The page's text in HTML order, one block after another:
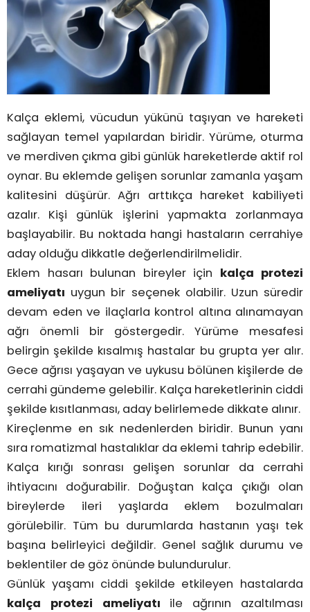
Kalça eklemi, vücudun yükünü taşıyan ve hareketi
sağlayan temel yapılardan biridir. Yürüme, oturma
ve merdiven çıkma gibi günlük hareketlerde aktif rol
oynar. Bu eklemde gelişen sorunlar zamanla yaşam
kalitesini düşürür. Ağrı arttıkça hareket kabiliyeti
azalır. Kişi günlük işlerini yapmakta zorlanmaya
başlayabilir. Bu noktada hangi hastaların cerrahiye
aday olduğu dikkatle değerlendirilmelidir.
Eklem hasarı bulunan bireyler için kalça protezi
ameliyatı uygun bir seçenek olabilir. Uzun süredir
devam eden ve ilaçlarla kontrol altına alınamayan
ağrı önemli bir göstergedir. Yürüme mesafesi
belirgin şekilde kısalmış hastalar bu grupta yer alır.
Gece ağrısı yaşayan ve uykusu bölünen kişilerde de
cerrahi gündeme gelebilir. Kalça hareketlerinin ciddi
şekilde kısıtlanması, aday belirlemede dikkate alınır.
Kireçlenme en sık nedenlerden biridir. Bunun yanı
sıra romatizmal hastalıklar da eklemi tahrip edebilir.
Kalça kırığı sonrası gelişen sorunlar da cerrahi
ihtiyacını doğurabilir. Doğuştan kalça çıkığı olan
bireylerde ileri yaşlarda eklem bozulmaları
görülebilir. Tüm bu durumlarda hastanın yaşı tek
başına belirleyici değildir. Genel sağlık durumu ve
beklentiler de göz önünde bulundurulur.
Günlük yaşamı ciddi şekilde etkileyen hastalarda
kalça protezi ameliyatı ile ağrının azaltılması